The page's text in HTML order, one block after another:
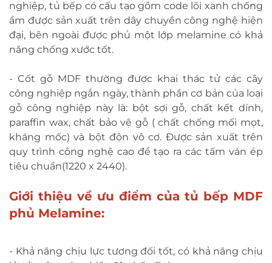
nghiệp, tủ bếp có cấu tạo gồm code lõi xanh chống
ẩm được sản xuất trên dây chuyền công nghệ hiện
đại, bên ngoài được phủ một lớp melamine có khả
năng chống xước tốt.
- Cốt gỗ MDF thường được khai thác tử các cây
công nghiệp ngắn ngày, thành phần cơ bản của loại
gỗ công nghiệp này là: bột sợi gỗ, chất kết dính,
paraffin wax, chất bảo vệ gỗ ( chất chống mối mọt,
kháng mốc) và bột độn vô cơ. Được sản xuất trên
quy trình công nghệ cao để tạo ra các tấm ván ép
tiêu chuẩn(1220 x 2440).
Giới thiệu về ưu điểm của tủ bếp MDF
phủ Melamine:
- Khả năng chịu lực tương đối tốt, có khả năng chịu